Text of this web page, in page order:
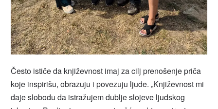
Često ističe da književnost imaj za cilj prenošenje priča
koje inspirišu, obrazuju i povezuju ljude. „Književnost mi
daje slobodu da istražujem dublje slojeve ljudskog